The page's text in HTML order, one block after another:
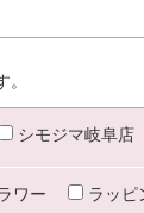
シモジマ岐阜店
ワー ラッピ